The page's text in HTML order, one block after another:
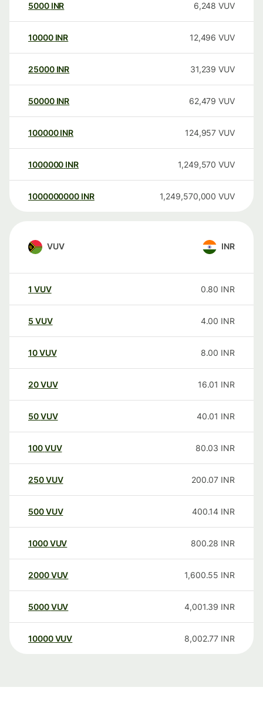
5000 INR 6,248 VUV
10000 INR 12,496 VUV
25000 INR 31,239 VUV
50000 INR 62,479 VUV
100000 INR 124,957 VUV
1000000 INR 1,249,570 VUV
1000000000 INR 1,249,570,000 VUV
VUV INR
1 VUV 0.80 INR
5 VUV 4.00 INR
10VUV 8.00 INR
20VUV 16.01 INR
50VUV 40.01 INR
100VUV 80.03 INR
250VUV 200.07 INR
500VUV 400.14 INR
1000VUV 800.28 INR
2000VUV 1,600.55 INR
5000VUV 4,001.39 INR
10000 VUV 8,002.77 INR